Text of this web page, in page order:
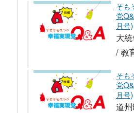
そも
党
月号)
大
/ 教
そも
党
月号)
道